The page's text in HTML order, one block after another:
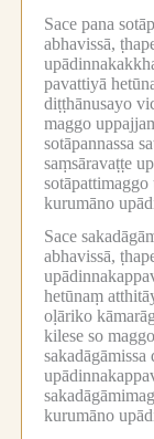
Sace pana
abhavissā,
pavattiyā
diṭṭhānusayo
maggo
sotāpannassa
saṃsāravaṭṭe
kurumāno
Sace
abhavissā,
hetūnaṃ
oḷāriko
kilese so
kurumāno